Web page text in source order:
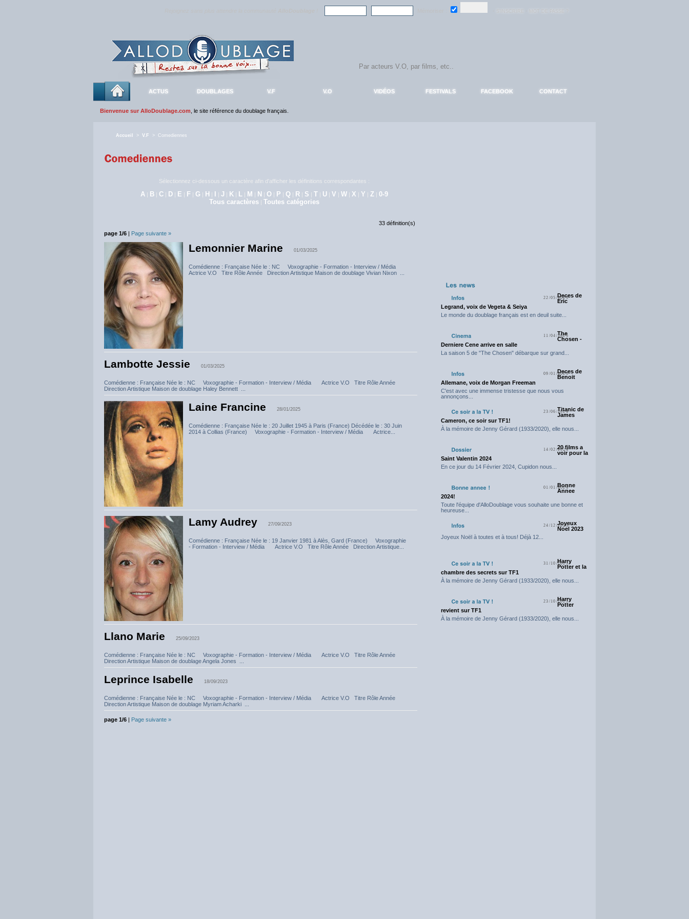
ACTUS DOUBLAGES V.F V.O VIDÉOS FESTIVALS FACEBOOK CONTACT
Bienvenue sur AlloDoublage.com , le site référence du doublage français.
Accueil > V.F > Comediennes
Sélectionnez ci-dessous un caractère afin d'afficher les définitions correspondantes :
A | B | C | D | E | F | G | H | I |J | K | L | M | N | O | P | Q | R | S | T | U | V |W | X | Y | Z |0-9
Tous caractères | Toutes catégories
33 définition(s)
page 1/6 | Page suivante »
Lemonnier Marine 01/03/2025
Comédienne : Française Née le : NC Voxographie - Formation - Interview / Média
Actrice V.O Titre Rôle Année Direction Artistique Maison de doublage Vivian Nixon ...
Lambotte Jessie 01/03/2025
Comédienne : Française Née le : NC Voxographie - Formation - Interview / Média Actrice V.O Titre Rôle Année
Direction Artistique Maison de doublage Haley Bennett ...
Laine Francine 28/01/2025
Comédienne : Française Née le : 20 Juillet 1945 à Paris (France) Décédée le : 30 Juin
2014 à Collias (France) Voxographie - Formation - Interview / Média Actrice...
Lamy Audrey 27/09/2023
Comédienne : Française Née le : 19 Janvier 1981 à Alès, Gard (France) Voxographie
- Formation - Interview / Média Actrice V.O Titre Rôle Année Direction Artistique...
Llano Marie 25/09/2023
Comédienne : Française Née le : NC Voxographie - Formation - Interview / Média Actrice V.O Titre Rôle Année
Direction Artistique Maison de doublage Angela Jones ...
Leprince Isabelle 18/09/2023
Comédienne : Française Née le : NC Voxographie - Formation - Interview / Média Actrice V.O Titre Rôle Année
Direction Artistique Maison de doublage Myriam Acharki ...
page 1/6 Page suivante »
22/05/2025Deces de
Eric
Legrand, voix de Vegeta & Seiya
Le monde du doublage français est en deuil suite...
11/04/2025
The
Chosen -
Derniere Cene arrive en salle
La saison 5 de "The Chosen" débarque sur grand...
09/01/2025Deces de
Benoit
Allemane, voix de Morgan Freeman
C'est avec une immense tristesse que nous vous
annonçons...
23/06/2024Titanic de
James
Cameron, ce soir sur TF1!
À la mémoire de Jenny Gérard (1933/2020), elle nous...
14/02/202420 films a
voir pour la
Saint Valentin 2024
En ce jour du 14 Février 2024, Cupidon nous...
01/01/2024
Bonne
Annee
2024!
Toute l'équipe d'AlloDoublage vous souhaite une bonne et
heureuse...
24/12/2023
Joyeux
Noel 2023
Joyeux Noël à toutes et à tous! Déjà 12...
31/10/2023
Harry
Potter et la
chambre des secrets sur TF1
À la mémoire de Jenny Gérard (1933/2020), elle nous...
23/10/2023
Harry
Potter
revient sur TF1
À la mémoire de Jenny Gérard (1933/2020), elle nous...